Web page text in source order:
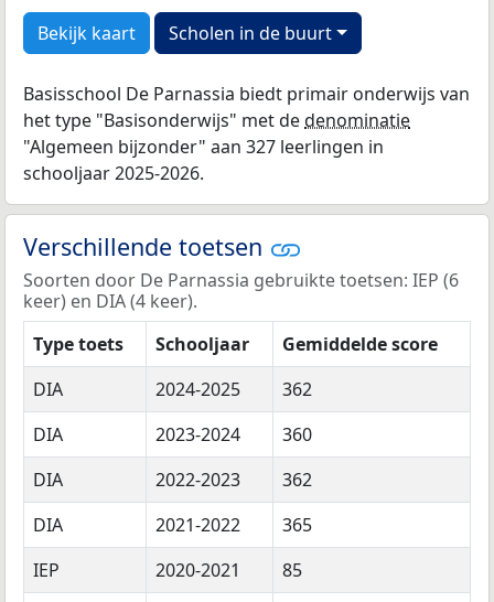
Bekijk kaart Scholen in de buurt
Basisschool De Parnassia biedt primair onderwijs van
het type "Basisonderwijs" met dedenominatie
"Algemeen bijzonder" aan 327 leerlingen in
schooljaar 2025-2026.
Verschillende toetsen
Soorten door De Parnassia gebruikte toetsen: IEP (6
keer) en DIA (4 keer).
Type toets
Schooljaar
Gemiddelde score
DIA
2024-2025
362
DIA
2023-2024
360
DIA
2022-2023
362
DIA
2021-2022
365
IEP
2020-2021
85